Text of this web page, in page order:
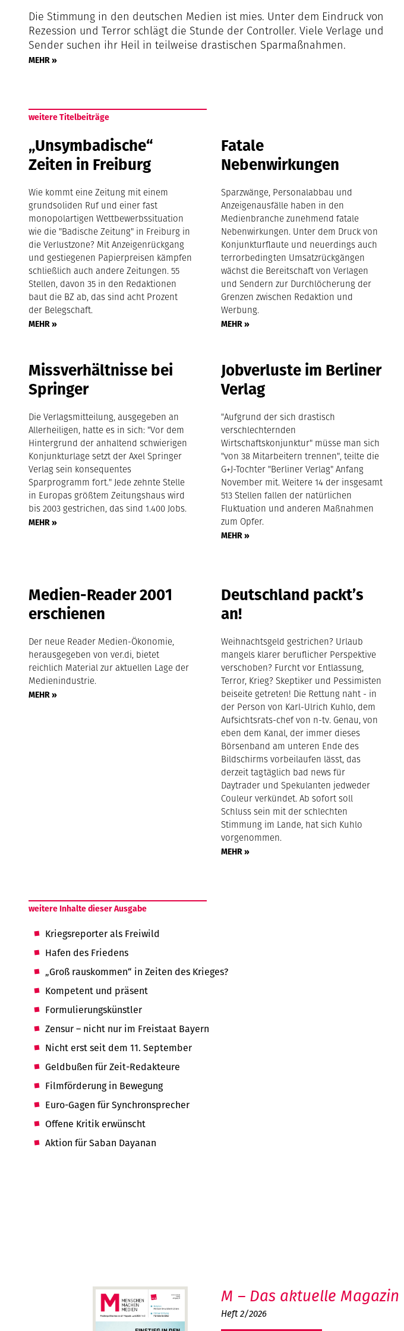
Die Stimmung in den deutschen Medien ist mies. Unter dem Eindruck von
Rezession und Terror schlägt die Stunde der Controller. Viele Verlage und
Sender suchen ihr Heil in teilweise drastischen Sparmaßnahmen.
MEHR »
weitere Titelbeiträge
„Unsymbadische“
Zeiten in Freiburg
Wie kommt eine Zeitung mit einem
grundsoliden Ruf und einer fast
monopolartigen Wettbewerbssituation
wie die "Badische Zeitung" in Freiburg in
die Verlustzone? Mit Anzeigenrückgang
und gestiegenen Papierpreisen kämpfen
schließlich auch andere Zeitungen. 55
Stellen, davon 35 in den Redaktionen
baut die BZ ab, das sind acht Prozent
der Belegschaft.
MEHR »
Fatale
Nebenwirkungen
Sparzwänge, Personalabbau und
Anzeigenausfälle haben in den
Medienbranche zunehmend fatale
Nebenwirkungen. Unter dem Druck von
Konjunkturflaute und neuerdings auch
terrorbedingten Umsatzrückgängen
wächst die Bereitschaft von Verlagen
und Sendern zur Durchlöcherung der
Grenzen zwischen Redaktion und
Werbung.
MEHR »
Missverhältnisse bei
Springer
Die Verlagsmitteilung, ausgegeben an
Allerheiligen, hatte es in sich: "Vor dem
Hintergrund der anhaltend schwierigen
Konjunkturlage setzt der Axel Springer
Verlag sein konsequentes
Sparprogramm fort." Jede zehnte Stelle
in Europas größtem Zeitungshaus wird
bis 2003 gestrichen, das sind 1.400 Jobs.
MEHR »
Jobverluste im Berliner
Verlag
"Aufgrund der sich drastisch
verschlechternden
Wirtschaftskonjunktur" müsse man sich
"von 38 Mitarbeitern trennen", teilte die
G+J-Tochter "Berliner Verlag" Anfang
November mit. Weitere 14 der insgesamt
513 Stellen fallen der natürlichen
Fluktuation und anderen Maßnahmen
zum Opfer.
MEHR »
Medien-Reader 2001
erschienen
Der neue Reader Medien-Ökonomie,
herausgegeben von ver.di, bietet
reichlich Material zur aktuellen Lage der
Medienindustrie.
MEHR »
Deutschland packt’s
an!
Weihnachtsgeld gestrichen? Urlaub
mangels klarer beruflicher Perspektive
verschoben? Furcht vor Entlassung,
Terror, Krieg? Skeptiker und Pessimisten
beiseite getreten! Die Rettung naht - in
der Person von Karl-Ulrich Kuhlo, dem
Aufsichtsrats-chef von n-tv. Genau, von
eben dem Kanal, der immer dieses
Börsenband am unteren Ende des
Bildschirms vorbeilaufen lässt, das
derzeit tagtäglich bad news für
Daytrader und Spekulanten jedweder
Couleur verkündet. Ab sofort soll
Schluss sein mit der schlechten
Stimmung im Lande, hat sich Kuhlo
vorgenommen.
MEHR »
weitere Inhalte dieser Ausgabe
Kriegsreporter als Freiwild
Hafen des Friedens
„Groß rauskommen“ in Zeiten des Krieges?
Kompetent und präsent
Formulierungskünstler
Zensur – nicht nur im Freistaat Bayern
Nicht erst seit dem 11. September
Geldbußen für Zeit-Redakteure
Filmförderung in Bewegung
Euro-Gagen für Synchronsprecher
Offene Kritik erwünscht
Aktion für Saban Dayanan
M – Das aktuelle Magazin
Heft 2/2026